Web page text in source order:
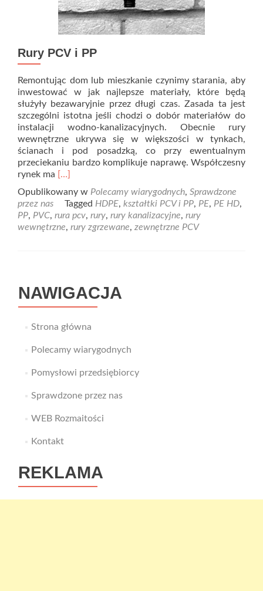
Rury PCV i PP
Remontując dom lub mieszkanie czynimy starania, aby
inwestować w jak najlepsze materiały, które będą
służyły bezawaryjnie przez długi czas. Zasada ta jest
szczególni istotna jeśli chodzi o dobór materiałów do
instalacji wodno-kanalizacyjnych. Obecnie rury
wewnętrzne ukrywa się w większości w tynkach,
ścianach i pod posadzką, co przy ewentualnym
przeciekaniu bardzo komplikuje naprawę. Współczesny
rynek ma Read
about
Rury
PCV
i
[…]
Opublikowany w Polecamy wiarygodnych, Sprawdzone
przez nas
Tagged HDPE, kształtki PCV i PP, PE, PE HD,
PP, PVC, rura pcv, rury, rury kanalizacyjne, rury
wewnętrzne, rury zgrzewane, zewnętrzne PCV
NAWIGACJA
Strona główna
Polecamy wiarygodnych
Pomysłowi przedsiębiorcy
Sprawdzone przez nas
WEB Rozmaitości
Kontakt
REKLAMA